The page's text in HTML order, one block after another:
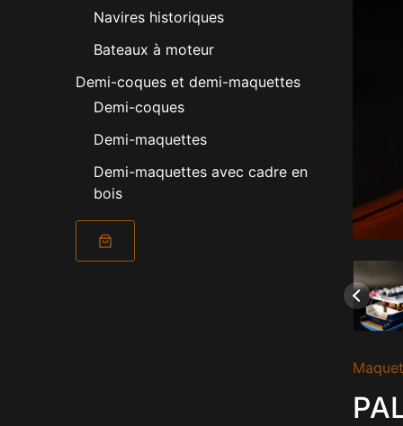
Navires historiques
Bateaux à moteur
Demi-coques et demi-maquettes
Demi-coques
Demi-maquettes
Demi-maquettes avec cadre en
bois